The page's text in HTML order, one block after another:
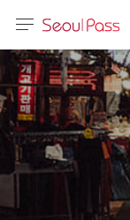
体)